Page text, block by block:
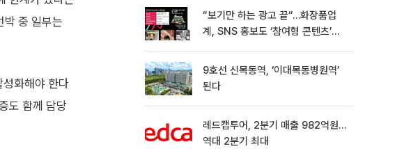
박 중 일부는
화해야 한다
도 함께 담당
“보기만 하는 광고 끝“…화장품업
계, SNS 홍보도 ‘참여형 콘텐츠’로
9호선 신목동역, ‘이대목동병원역’
된다
레드캡투어, 2분기 매출 982억원…
역대 2분기 최대